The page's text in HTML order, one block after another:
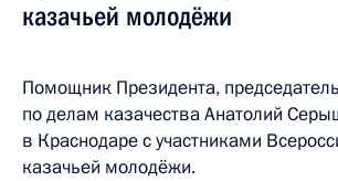
казачьей молодёжи
Помощник Президента,
по делам казачества Анатолий
в Краснодаре с участниками
казачьей молодёжи.